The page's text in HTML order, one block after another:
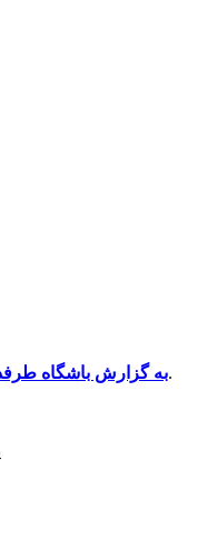
به گزارش باشگاهبه گزارش اسپورت مدیاست، بیانکونری پس از نمایش بسیار خوب حکیمی در دورتموند تحت تأثیر قرار گرفتند و به دنبال جذب این ملی‌پوش مراکشی هستند.